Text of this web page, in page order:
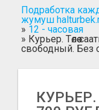
Добавить
Поиск
Подработка
жумуш
» 12 - часовая
» Курьер. Төлөө
свободный. Без
КУРЬЕР.